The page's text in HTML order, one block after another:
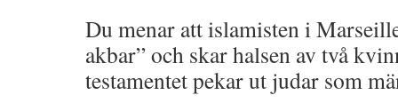
Du menar att islamisten i
akbar” och skar halsen av två
testamentet pekar ut judar som